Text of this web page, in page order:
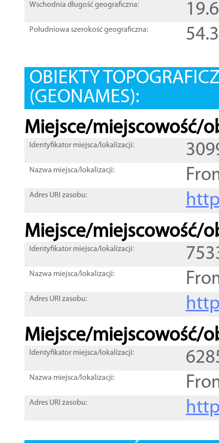
Wschodnia długość geograficzna:
Południowa szerokość geograficzna:
OBIEKTY
(GEONAMES):
Miejsce/miejscowość/
Identyfikator miejsca/lokalizacji:
Nazwa miejsca/lokalizacji:
Adres URI zasobu:
Miejsce/miejscowość/
Identyfikator miejsca/lokalizacji:
Nazwa miejsca/lokalizacji:
Adres URI zasobu:
Miejsce/miejscowość/
Identyfikator miejsca/lokalizacji:
Nazwa miejsca/lokalizacji:
Adres URI zasobu: